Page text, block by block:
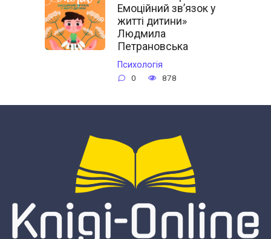
Емоційний зв’язок у
житті дитини»
Людмила
Петрановська
Психологія
0 878